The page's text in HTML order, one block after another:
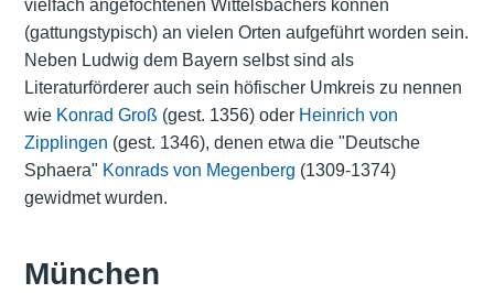
vielfach angefochtenen Wittelsbachers können
(gattungstypisch) an vielen Orten aufgeführt worden sein.
Neben Ludwig dem Bayern selbst sind als
Literaturförderer auch sein höfischer Umkreis zu nennen
wie Konrad Groß (gest. 1356) oder Heinrich von
Zipplingen (gest. 1346), denen etwa die "Deutsche
Sphaera" Konrads von Megenberg (1309-1374)
gewidmet wurden.
München